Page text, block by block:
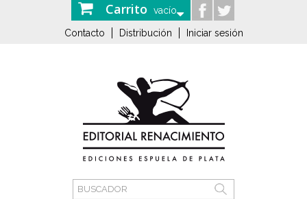
Carrito vacío
Contacto Distribución Iniciar sesión